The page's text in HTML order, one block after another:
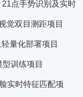
点手势识别及实时
觉双目测距项目
量化部署项目
训练项目
实时特征匹配项